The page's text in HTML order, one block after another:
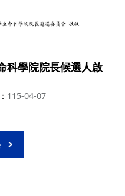
科學院院長候選人啟
115-04-07